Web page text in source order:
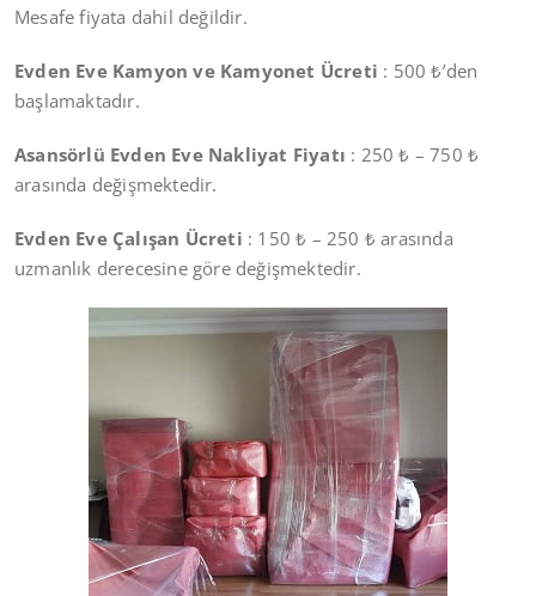
Mesafe fiyata dahil değildir.
Evden Eve Kamyon ve Kamyonet Ücreti : 500 ₺’den
başlamaktadır.
Asansörlü Evden Eve Nakliyat Fiyatı : 250 ₺ – 750 ₺
arasında değişmektedir.
Evden Eve Çalışan Ücreti : 150 ₺ – 250 ₺ arasında
uzmanlık derecesine göre değişmektedir.